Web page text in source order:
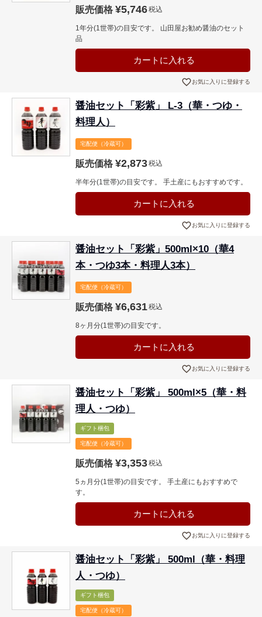
販売価格 ¥5,746税込
1年分(1世帯)の目安です。 山田屋お勧め醤油のセット
品
カートに入れる
お気に入りに登録する
醤油セット「彩紫」 L-3（華・つゆ・
料理人）
宅配便（冷蔵可）
販売価格 ¥2,873税込
半年分(1世帯)の目安です。 手土産にもおすすめです。
カートに入れる
お気に入りに登録する
醤油セット「彩紫」500ml×10（華4
本・つゆ3本・料理人3本）
宅配便（冷蔵可）
販売価格 ¥6,631税込
8ヶ月分(1世帯)の目安です。
カートに入れる
お気に入りに登録する
醤油セット「彩紫」 500ml×5（華・料
理人・つゆ）
ギフト梱包
宅配便（冷蔵可）
販売価格 ¥3,353税込
5ヵ月分(1世帯)の目安です。 手土産にもおすすめで
す。
カートに入れる
お気に入りに登録する
醤油セット「彩紫」 500ml（華・料理
人・つゆ）
ギフト梱包
宅配便（冷蔵可）